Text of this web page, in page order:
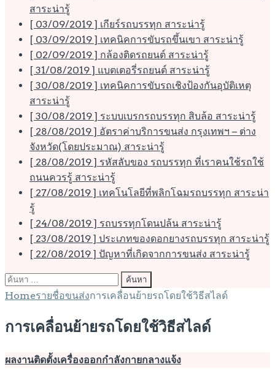
สาระน่ารู้
[ 03/09/2019 ] เกียร์รถบรรทุก สาระน่ารู้
[ 03/09/2019 ] เทคนิคการขับรถขึ้นเขา สาระน่ารู้
[ 02/09/2019 ] กล้องติดรถยนต์ สาระน่ารู้
[ 31/08/2019 ] แบตเตอรี่รถยนต์ สาระน่ารู้
[ 30/08/2019 ] เทคนิคการขับรถเชิงป้องกันอุบัติเหตุ
สาระน่ารู้
[ 30/08/2019 ] ระบบเบรกรถบรรทุก สิบล้อ สาระน่ารู้
[ 28/08/2019 ] อัตราค่าบริการขนส่ง กรุงเทพฯ – ต่าง
จังหวัด(โดยประมาณ) สาระน่ารู้
[ 28/08/2019 ] รหัสลับของ รถบรรทุก ที่เราคนใช้รถใช้
ถนนควรรู้ สาระน่ารู้
[ 27/08/2019 ] เทคโนโลยีที่พลิกโฉมรถบรรทุก สาระน่า
รู้
[ 24/08/2019 ] รถบรรทุกโดนปล้น สาระน่ารู้
[ 23/08/2019 ] ประเภทของดอกยางรถบรรทุก สาระน่ารู้
[ 22/08/2019 ] ปัญหาที่เกิดจากการขนส่ง สาระน่ารู้
ค้นหา
สำหรับ:
Homeรายชื่อขนส่งการเคลื่อนย้ายรถโดยใช้วิธีสไลด์
การเคลื่อนย้ายรถโดยใช้วิธีสไลด์
ผลงานติดตั้งเครื่องออกกำลังกายกลางแจ้ง